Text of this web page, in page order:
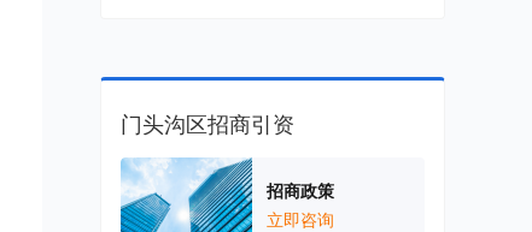
门头沟区招商引资
招商政策
立即咨询